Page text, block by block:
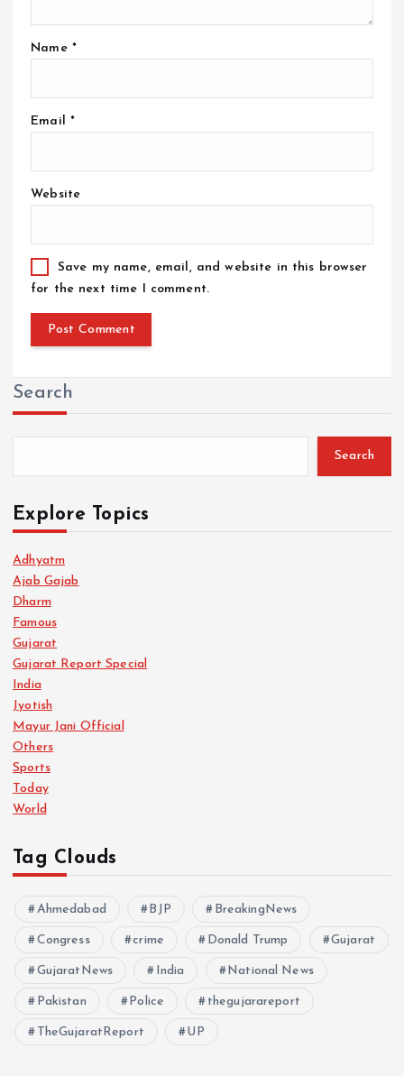
Name *
Email *
Website
Save my name, email, and website in this browser
for the next time I comment.
Search
Search
Explore Topics
Adhyatm
Ajab Gajab
Dharm
Famous
Gujarat
Gujarat Report Special
India
Jyotish
Mayur Jani Official
Others
Sports
Today
World
Tag Clouds
Ahmedabad BJP BreakingNews
Congress crime Donald Trump Gujarat
GujaratNews India National News
Pakistan Police thegujarareport
TheGujaratReport UP